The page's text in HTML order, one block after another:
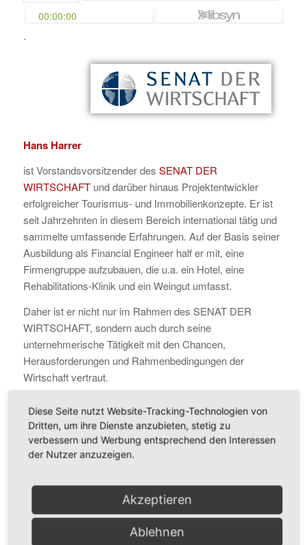
.
Hans Harrer
ist Vorstandsvorsitzender des SENAT DER
WIRTSCHAFTund darüber hinaus Projektentwickler
erfolgreicher Tourismus- und Immobilienkonzepte. Er ist
seit Jahrzehnten in diesem Bereich international tätig und
sammelte umfassende Erfahrungen. Auf der Basis seiner
Ausbildung als Financial Engineer half er mit, eine
Firmengruppe aufzubauen, die u.a. ein Hotel, eine
Rehabilitations-Klinik und ein Weingut umfasst.
Daher ist er nicht nur im Rahmen des SENAT DER
WIRTSCHAFT, sondern auch durch seine
unternehmerische Tätigkeit mit den Chancen,
Herausforderungen und Rahmenbedingungen der
Wirtschaft vertraut.
Kontaktdaten
Ich freue mich auf Deine
Kommentare und Erfahrungen
zu diesem Thema im
Kommentarfeld unter diesem
Diese Seite nutzt Website-Tracking-Technologien von
Dritten, um ihre Dienste anzubieten, stetig zu
verbessern und Werbung entsprechend den Interessen
der Nutzer anzuzeigen.
Akzeptieren
Ablehnen